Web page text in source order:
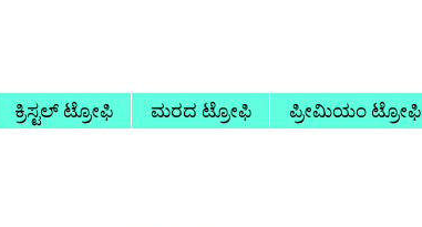
ಕ್ರಿಸ್ಟಲ್ ಟ್ರೋಫಿ ಮರದ ಟ್ರೋಫಿ ಪ್ರೀಮಿಯಂ ಟ್ರೋಫಿ